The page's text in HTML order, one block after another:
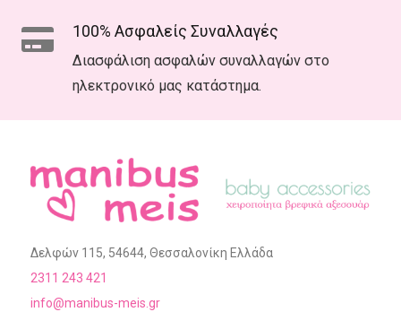
100% Ασφαλείς Συναλλαγές
Διασφάλιση ασφαλών συναλλαγών στο
ηλεκτρονικό μας κατάστημα.
Δελφών 115, 54644, Θεσσαλονίκη Ελλάδα
2311 243 421
info@manibus-meis.gr